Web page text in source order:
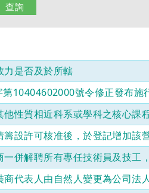
力是否及於所轄
10404602000號令修正發布
性質相近科系或學科之核心課
設許可核准後，於登記增加
併解聘所有專任技術員及技工
代表人由自然人變更為公司法